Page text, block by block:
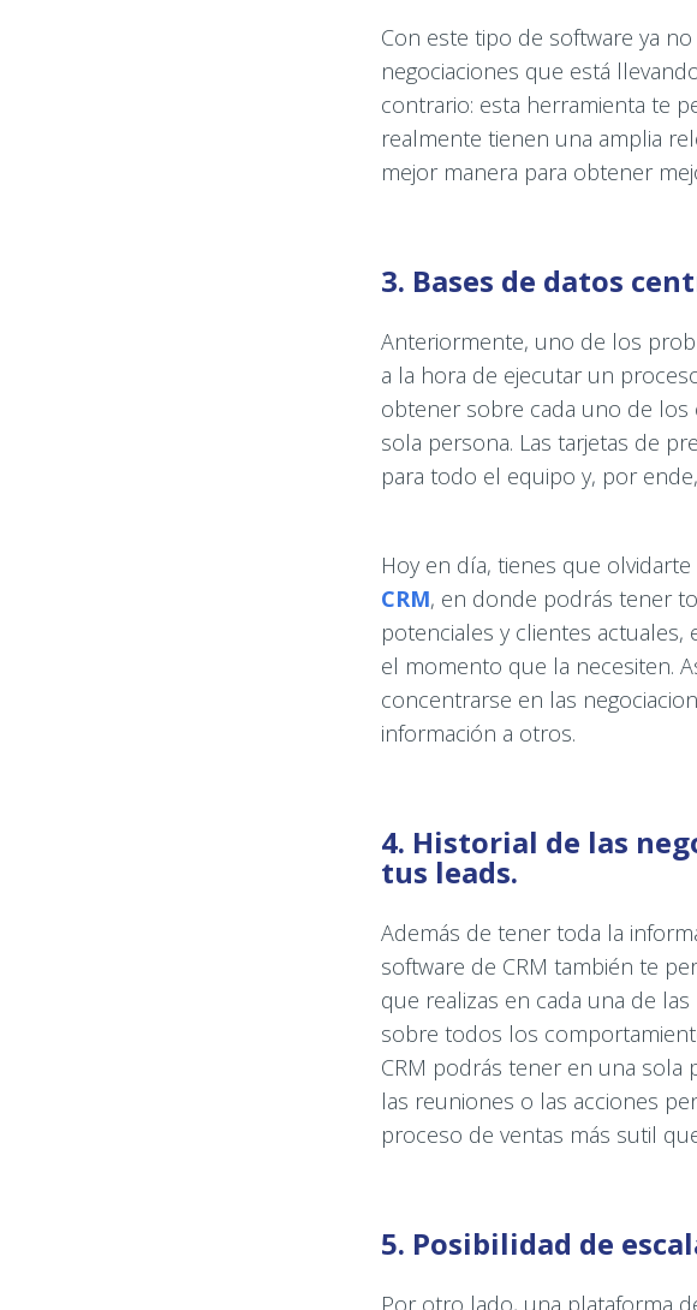
Con este tipo de software ya
negociaciones que está
contrario: esta herramienta te
realmente tienen una amplia
mejor manera para obtener
3. Bases de datos
Anteriormente, uno de los
a la hora de ejecutar un
obtener sobre cada uno de los
sola persona. Las tarjetas de
para todo el equipo y, por
Hoy en día, tienes que
CRM, en donde podrás tener
potenciales y clientes
el momento que la necesiten.
concentrarse en las
información a otros.
4. Historial de las
tus leads.
Además de tener toda la
software de CRM también te
que realizas en cada una de
sobre todos los
CRM podrás tener en una sola
las reuniones o las acciones
proceso de ventas más sutil
5. Posibilidad de
Por otro lado, una plataforma